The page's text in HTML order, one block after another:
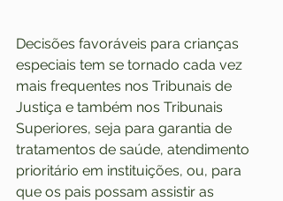
Decisões favoráveis para crianças
especiais tem se tornado cada vez
mais frequentes nos Tribunais de
Justiça e também nos Tribunais
Superiores, seja para garantia de
tratamentos de saúde, atendimento
prioritário em instituições, ou, para
que os pais possam assistir as